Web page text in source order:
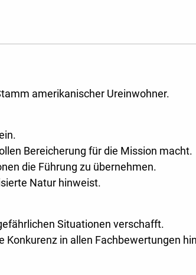
amerikanischer Ureinwohner.
Bereicherung für die Mission macht.
die Führung zu übernehmen.
Natur hinweist.
Situationen verschafft.
in allen Fachbewertungen